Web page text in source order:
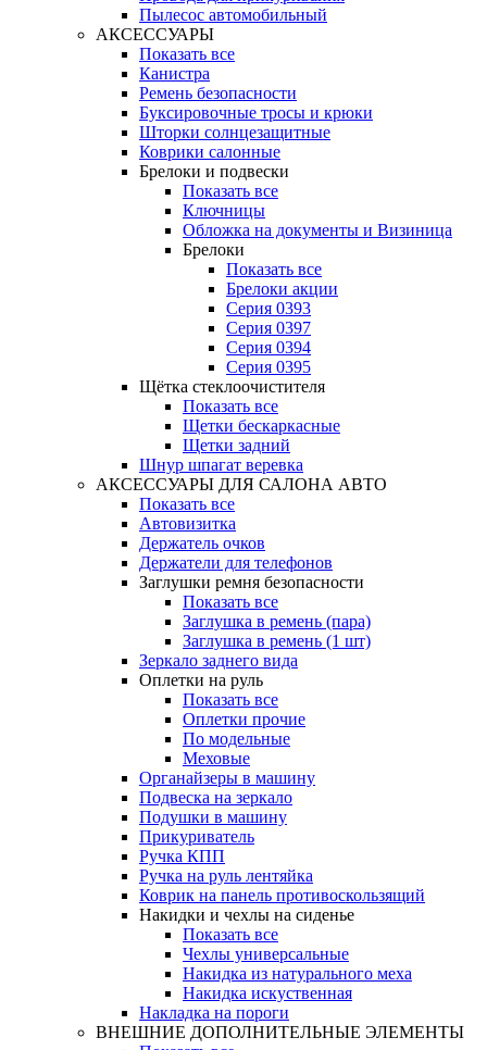
Пылесос автомобильный
АКСЕССУАРЫ
Показать все
Канистра
Ремень безопасности
Буксировочные тросы и крюки
Шторки солнцезащитные
Коврики салонные
Брелоки и подвески
Показать все
Ключницы
Обложка на документы и Визиница
Брелоки
Показать все
Брелоки акции
Серия 0393
Серия 0397
Серия 0394
Серия 0395
Щётка стеклоочистителя
Показать все
Щетки бескаркасные
Щетки задний
Шнур шпагат веревка
АКСЕССУАРЫ ДЛЯ САЛОНА АВТО
Показать все
Автовизитка
Держатель очков
Держатели для телефонов
Заглушки ремня безопасности
Показать все
Заглушка в ремень (пара)
Заглушка в ремень (1 шт)
Зеркало заднего вида
Оплетки на руль
Показать все
Оплетки прочиe
По модельные
Меховые
Органайзеры в машину
Подвеска на зеркало
Подушки в машину
Прикуриватель
Ручка КПП
Ручка на руль лентяйка
Коврик на панель противоскользящий
Накидки и чехлы на сиденье
Показать все
Чехлы универсальные
Накидка из натурального меха
Накидка искуственная
Накладка на пороги
ВНЕШНИЕ ДОПОЛНИТЕЛЬНЫЕ ЭЛЕМЕНТЫ